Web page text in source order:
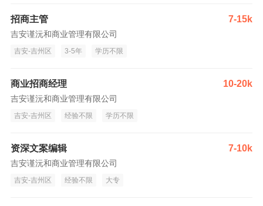
招商主管 7-15k
吉安谨沅和商业管理有限公司
吉安-吉州区 3-5年 学历不限
商业招商经理 10-20k
吉安谨沅和商业管理有限公司
吉安-吉州区 经验不限 学历不限
资深文案编辑 7-10k
吉安谨沅和商业管理有限公司
吉安-吉州区 经验不限 大专